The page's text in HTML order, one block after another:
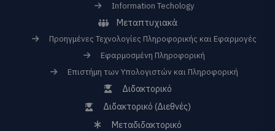
Information Techology
Μεταπτυχιακά
Προηγμένες Τεχνολογίες Πληροφορικής και Εφαρμογές
Εφαρμοσμένη Πληροφορική
Επιστήμη των Υπολογιστών και Πληροφορική
Διδακτορικό
Διδακτορικό (Διεθνές)
Μεταδιδακτορικό